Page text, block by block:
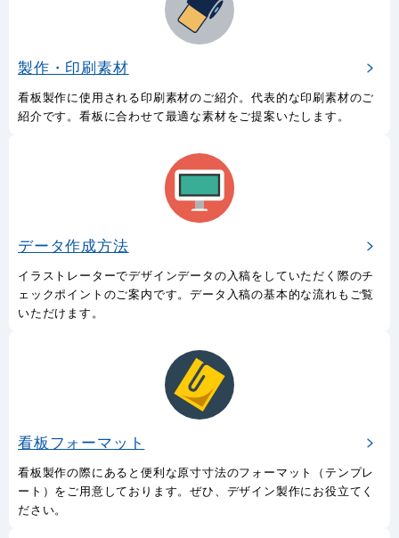
製作・印刷素材
看板製作に使用される印刷素材のご紹介。代表的な印刷素材のご
紹介です。看板に合わせて最適な素材をご提案いたします。
データ作成方法
イラストレーターでデザインデータの入稿をしていただく際のチ
ェックポイントのご案内です。データ入稿の基本的な流れもご覧
いただけます。
看板フォーマット
看板製作の際にあると便利な原寸寸法のフォーマット（テンプレ
ート）をご用意しております。ぜひ、デザイン製作にお役立てく
ださい。